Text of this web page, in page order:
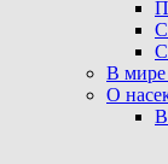
В
О
В